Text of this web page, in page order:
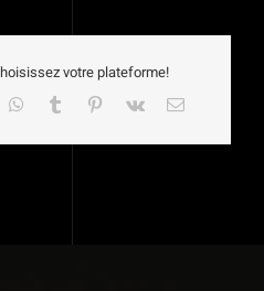
votre plateforme!
WhatsApp
Tumblr Pinterest
Vk Email